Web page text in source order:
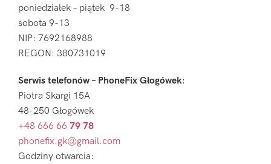
poniedziałek – piątek 9-18
sobota 9-13
NIP: 7692168988
REGON: 380731019
Serwis telefonów – PhoneFix Głogówek:
Piotra Skargi 15A
48-250 Głogówek
+48 666 66 79 78
phonefix.gk@gmail.com
Godziny otwarcia: